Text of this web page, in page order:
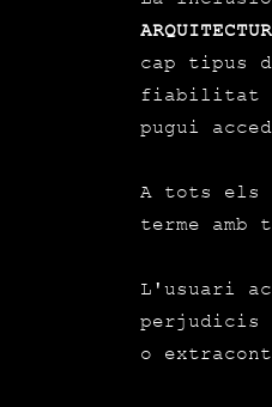
cap tipus
fiabilitat
pugui
A tots els
terme
L'usuari
perjudicis
o